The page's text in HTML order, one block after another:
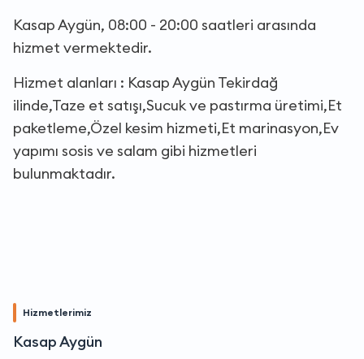
Kasap Aygün, 08:00 - 20:00 saatleri arasında
hizmet vermektedir.
Hizmet alanları : Kasap Aygün Tekirdağ
ilinde,Taze et satışı,Sucuk ve pastırma üretimi,Et
paketleme,Özel kesim hizmeti,Et marinasyon,Ev
yapımı sosis ve salam gibi hizmetleri
bulunmaktadır.
Hizmetlerimiz
Kasap Aygün